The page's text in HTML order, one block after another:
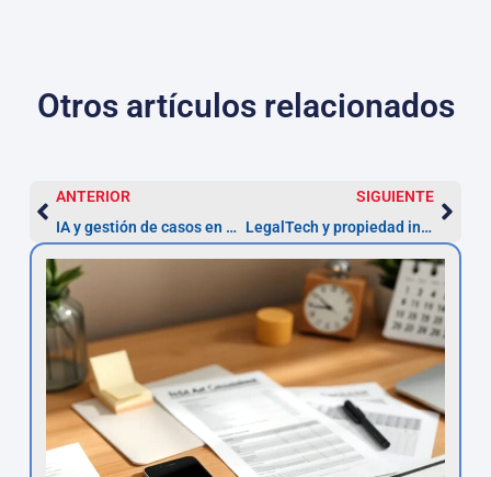
Otros artículos relacionados
ANTERIOR
IA y gestión de casos en despachos — Guía práctica
SIGUIENTE
LegalTech y propiedad intelectual en España (2026)